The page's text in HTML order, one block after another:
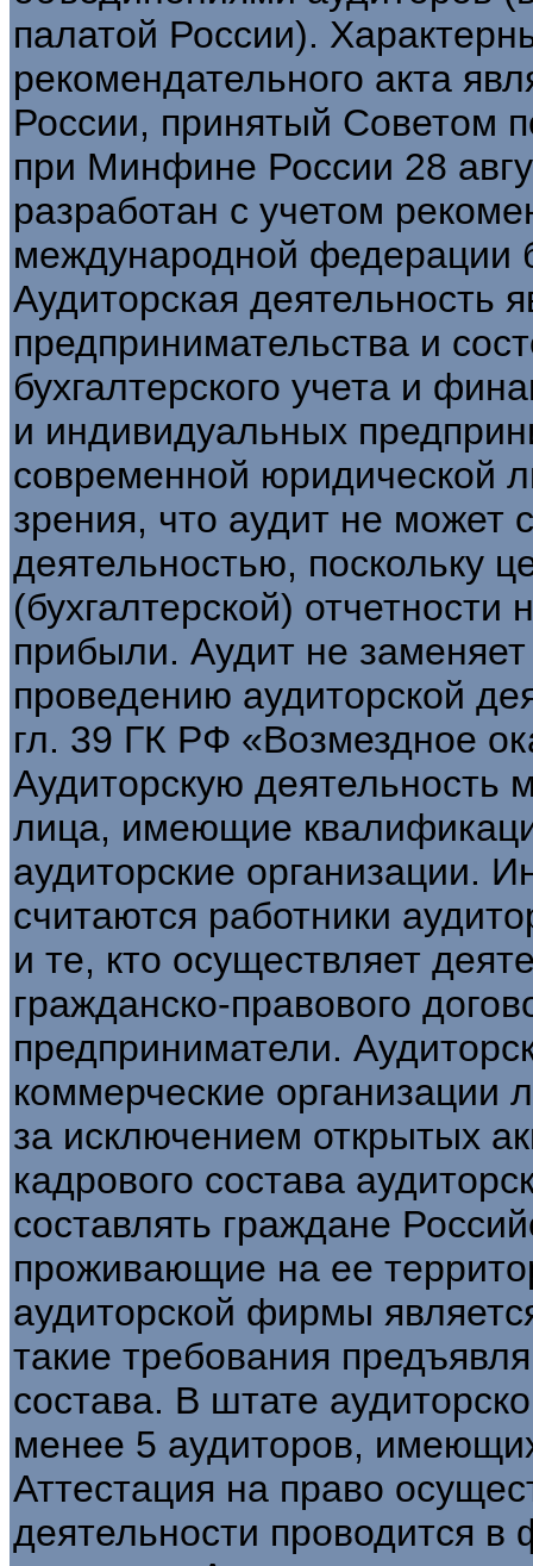
палатой России).
рекомендательного акта
России, принятый Советом
при Минфине России 28
разработан с учетом
международной федерации
Аудиторская деятельность
предпринимательства и
бухгалтерского учета и
и индивидуальных
современной юридической
зрения, что аудит не может
деятельностью, поскольку
(бухгалтерской) отчетности
прибыли. Аудит не заменяет
проведению аудиторской
гл. 39 ГК РФ «Возмездное
Аудиторскую деятельность
лица, имеющие
аудиторские организации.
считаются работники
и те, кто осуществляет
гражданско-правового
предприниматели.
коммерческие
за исключением открытых
кадрового состава
составлять граждане
проживающие на ее
аудиторской фирмы
такие требования
состава. В штате
менее 5 аудиторов,
Аттестация на право
деятельности проводится